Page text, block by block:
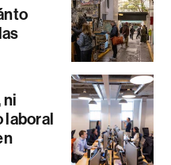
ni
laboral